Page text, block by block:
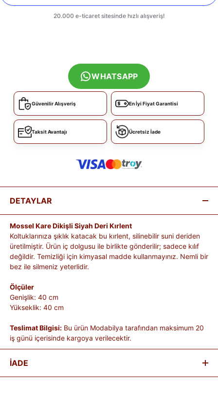
WHATSAPP
Güvenilir Alışveriş En İyi Fiyat Garantisi
Taksit Avantajı Ücretsiz İade
DETAYLAR
Mossel Kare Dikişli Siyah Deri Kırlent
Koltuklarınıza şıklık katacak bu kırlent, silinebilir suni deriden
üretilmiştir. Ürün iç dolgusu ile birlikte gönderilir; sadece kılıf
değildir. Temizliği için kimyasal madde kullanmayınız. Nemli bir
bez ile silmeniz yeterlidir.
Ölçüler
Genişlik: 40 cm
Yükseklik: 40 cm
Teslimat Bilgisi: Bu ürün Modabilya tarafından maksimum 20
iş günü içerisinde kargoya verilecektir.
İADE